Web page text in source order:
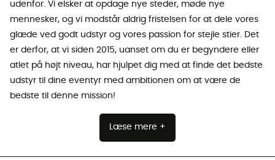
udenfor. Vi elsker at opdage nye steder, møde nye
mennesker, og vi modstår aldrig fristelsen for at dele vores
glæde ved godt udstyr og vores passion for stejle stier. Det
er derfor, at vi siden 2015, uanset om du er begyndere eller
atlet på højt niveau, har hjulpet dig med at finde det bedste
udstyr til dine eventyr med ambitionen om at være de
bedste til denne mission!
Læse mere +